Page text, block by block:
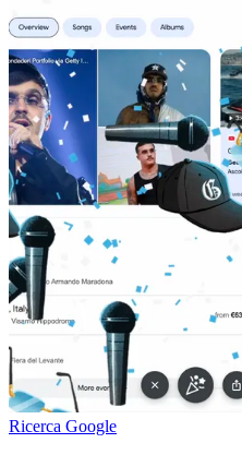
Ricerca Google